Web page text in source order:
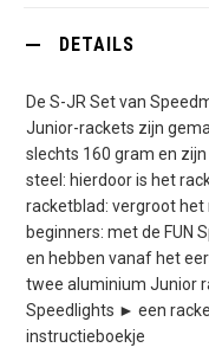
DETAILS
De S-JR Set van
Junior-rackets zijn
slechts 160 gram en
steel: hierdoor is het
racketblad: vergroot
beginners: met de FUN
en hebben vanaf het
twee aluminium Junior
Speedlights ► een
instructieboekje